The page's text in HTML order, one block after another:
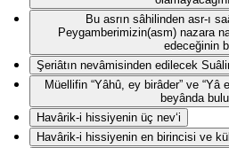
Bu asrın sâhilinden asr-ı
Peygamberimizin(asm) nazara
edeceğinin
Şeriâtın nevâmisinden edilecek
Müellifin “Yâhû, ey birâder” ve “Yâ
beyânda
Havârik-i hissiyenin üç nev‘i
Havârik-i hissiyenin en birincisi ve